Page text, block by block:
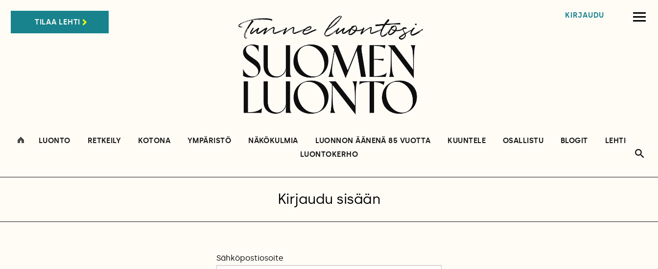
TILAA LEHTI
KIRJAUDU
LUONTO RETKEILY KOTONA YMPÄRISTÖ NÄKÖKULMIA LUONNON ÄÄNENÄ 85 VUOTTA KUUNTELE OSALLISTU BLOGIT
LEHTI
LUONTOKERHO
Kirjaudu sisään
Sähköpostiosoite